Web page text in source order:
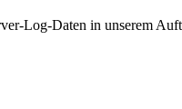
Log-Daten in unserem